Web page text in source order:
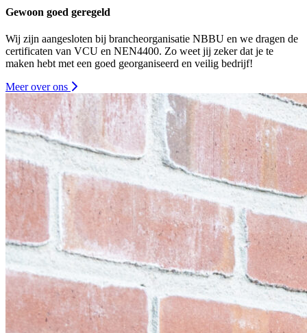
Gewoon goed geregeld
Wij zijn aangesloten bij brancheorganisatie NBBU en we dragen de
certificaten van VCU en NEN4400. Zo weet jij zeker dat je te
maken hebt met een goed georganiseerd en veilig bedrijf!
Meer over ons